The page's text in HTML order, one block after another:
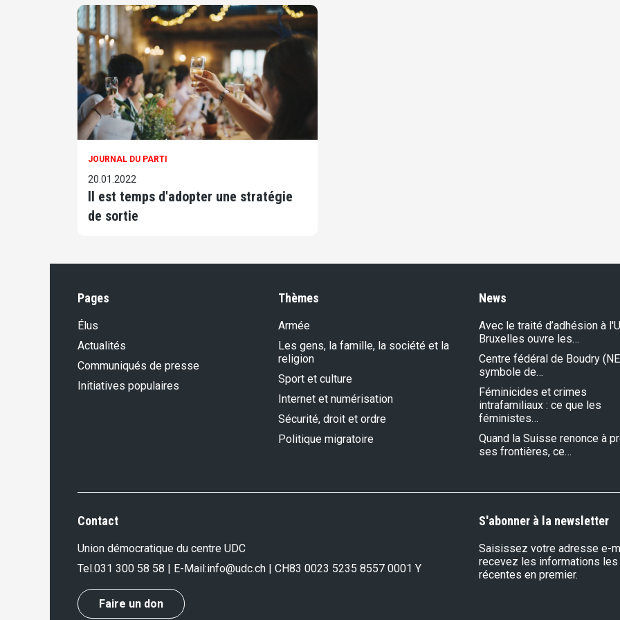
JOURNAL DU PARTI
20.01.2022
Il est temps d'adopter une stratégie
de sortie
Pages
Élus
Actualités
Communiqués de presse
Initiatives populaires
Thèmes
Armée
Les gens, la famille, la société et la
religion
Sport et culture
Internet et numérisation
Sécurité, droit et ordre
Politique migratoire
News
Avec le traité d’adhésion à
Bruxelles ouvre les…
Centre fédéral de Boudry
symbole de…
Féminicides et crimes
intrafamiliaux : ce que les
féministes…
Quand la Suisse renonce à
ses frontières, ce…
Contact
Union démocratique du centre UDC
Tel.031 300 58 58 | E-Mail:info@udc.ch | CH83 0023 5235 8557 0001 Y
Faire un don
S'abonner à la newsletter
Saisissez votre adresse e-
recevez les informations les
récentes en premier.